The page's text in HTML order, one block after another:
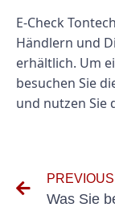
E-Check
Händlern und
erhältlich. Um
besuchen Sie
und nutzen Sie
PREVIOUS